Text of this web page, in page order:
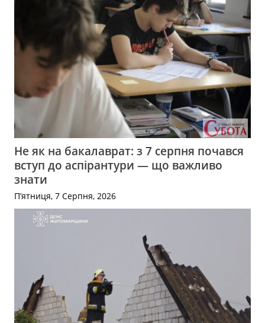
Не як на бакалаврат: з 7 серпня почався
вступ до аспірантури — що важливо
знати
П’ятниця, 7 Серпня, 2026